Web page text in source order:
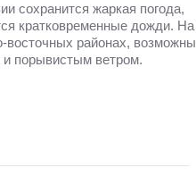
сохранится жаркая погода,
кратковременные дожди. На
восточных районах, возможны
порывистым ветром.